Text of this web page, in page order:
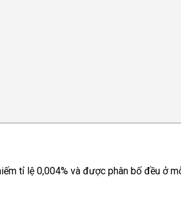
tỉ lệ 0,004% và được phân bố đều ở